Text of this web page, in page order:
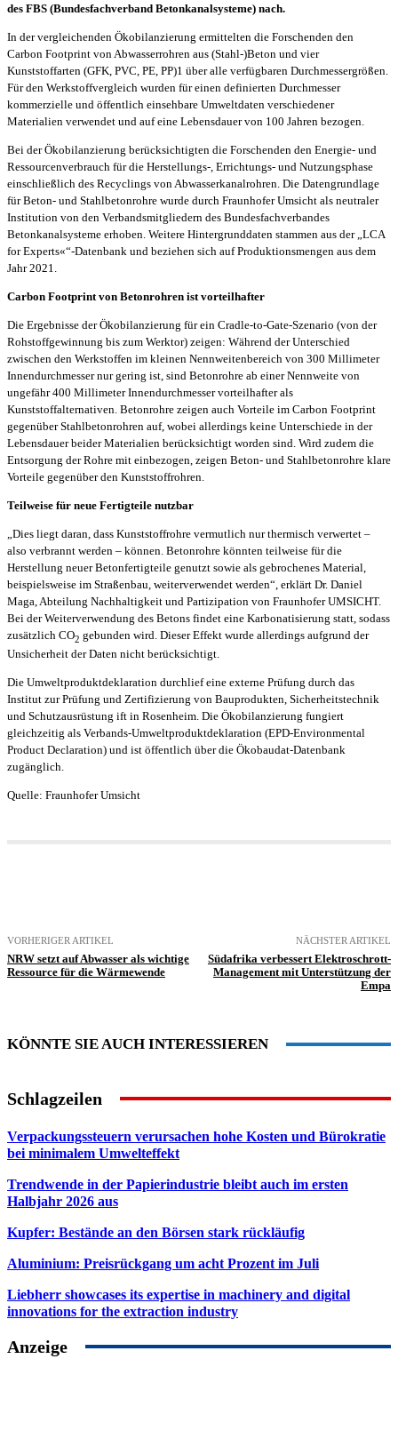
des FBS (Bundesfachverband Betonkanalsysteme) nach.
In der vergleichenden Ökobilanzierung ermittelten die Forschenden den
Carbon Footprint von Abwasserrohren aus (Stahl-)Beton und vier
Kunststoffarten (GFK, PVC, PE, PP)1 über alle verfügbaren Durchmessergrößen.
Für den Werkstoffvergleich wurden für einen definierten Durchmesser
kommerzielle und öffentlich einsehbare Umweltdaten verschiedener
Materialien verwendet und auf eine Lebensdauer von 100 Jahren bezogen.
Bei der Ökobilanzierung berücksichtigten die Forschenden den Energie- und
Ressourcenverbrauch für die Herstellungs-, Errichtungs- und Nutzungsphase
einschließlich des Recyclings von Abwasserkanalrohren. Die Datengrundlage
für Beton- und Stahlbetonrohre wurde durch Fraunhofer Umsicht als neutraler
Institution von den Verbandsmitgliedern des Bundesfachverbandes
Betonkanalsysteme erhoben. Weitere Hintergrunddaten stammen aus der „LCA
for Experts«“-Datenbank und beziehen sich auf Produktionsmengen aus dem
Jahr 2021.
Carbon Footprint von Betonrohren ist vorteilhafter
Die Ergebnisse der Ökobilanzierung für ein Cradle-to-Gate-Szenario (von der
Rohstoffgewinnung bis zum Werktor) zeigen: Während der Unterschied
zwischen den Werkstoffen im kleinen Nennweitenbereich von 300 Millimeter
Innendurchmesser nur gering ist, sind Betonrohre ab einer Nennweite von
ungefähr 400 Millimeter Innendurchmesser vorteilhafter als
Kunststoffalternativen. Betonrohre zeigen auch Vorteile im Carbon Footprint
gegenüber Stahlbetonrohren auf, wobei allerdings keine Unterschiede in der
Lebensdauer beider Materialien berücksichtigt worden sind. Wird zudem die
Entsorgung der Rohre mit einbezogen, zeigen Beton- und Stahlbetonrohre klare
Vorteile gegenüber den Kunststoffrohren.
Teilweise für neue Fertigteile nutzbar
„Dies liegt daran, dass Kunststoffrohre vermutlich nur thermisch verwertet –
also verbrannt werden – können. Betonrohre könnten teilweise für die
Herstellung neuer Betonfertigteile genutzt sowie als gebrochenes Material,
beispielsweise im Straßenbau, weiterverwendet werden“, erklärt Dr. Daniel
Maga, Abteilung Nachhaltigkeit und Partizipation von Fraunhofer UMSICHT.
Bei der Weiterverwendung des Betons findet eine Karbonatisierung statt, sodass
zusätzlich CO2 gebunden wird. Dieser Effekt wurde allerdings aufgrund der
Unsicherheit der Daten nicht berücksichtigt.
Die Umweltproduktdeklaration durchlief eine externe Prüfung durch das
Institut zur Prüfung und Zertifizierung von Bauprodukten, Sicherheitstechnik
und Schutzausrüstung ift in Rosenheim. Die Ökobilanzierung fungiert
gleichzeitig als Verbands-Umweltproduktdeklaration (EPD-Environmental
Product Declaration) und ist öffentlich über die Ökobaudat-Datenbank
zugänglich.
Quelle: Fraunhofer Umsicht
VORHERIGER ARTIKEL
NRW setzt auf Abwasser als wichtige
Ressource für die Wärmewende
NÄCHSTER ARTIKEL
Südafrika verbessert Elektroschrott-
Management mit Unterstützung der
Empa
KÖNNTE SIE AUCH INTERESSIEREN
Schlagzeilen
Verpackungssteuern verursachen hohe Kosten und Bürokratie
bei minimalem Umwelteffekt
Trendwende in der Papierindustrie bleibt auch im ersten
Halbjahr 2026 aus
Kupfer: Bestände an den Börsen stark rückläufig
Aluminium: Preisrückgang um acht Prozent im Juli
Liebherr showcases its expertise in machinery and digital
innovations for the extraction industry
Anzeige